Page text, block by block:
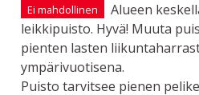
Ei mahdollinen
Alueen
leikkipuisto. Hyvä! Muuta
pienten lasten
ympärivuotisena.
Puisto tarvitsee pienen